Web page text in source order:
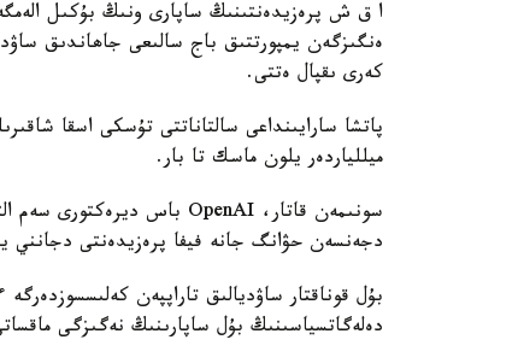
ا ق ش پرەزيدەنتىنىڭ ساپارى ونىڭ بۇكىل
ەنگىزگەن يمپورتتىق باج سالىعى جاھاندىق
كەرى ىقپال ەتتى.
ميللياردەر يلون ماسك تا بار.
دجەنسەن حۋانگ جانە فيفا پرەزيدەنتى دجانني
بۇل قوناقتار ساۋديالىق تاراپپەن
دەلەگاتسياسىنىڭ بۇل ساپارىنىڭ نەگىزگى